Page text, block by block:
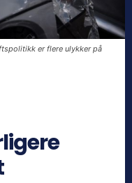
er flere ulykker på